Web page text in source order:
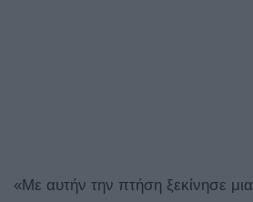
«Με αυτήν την πτήση ξεκίνησε